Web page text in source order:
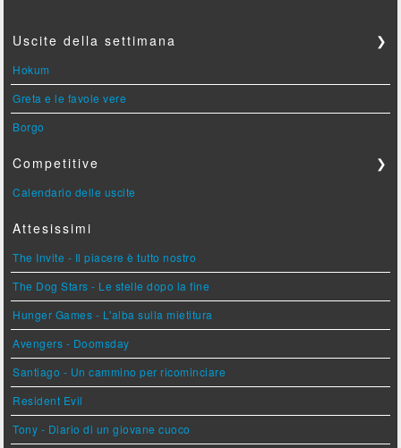
Uscite della settimana ❯
Hokum
Greta e le favole vere
Borgo
Competitive ❯
Calendario delle uscite
Attesissimi
The Invite - Il piacere è tutto nostro
The Dog Stars - Le stelle dopo la fine
Hunger Games - L'alba sulla mietitura
Avengers - Doomsday
Santiago - Un cammino per ricominciare
Resident Evil
Tony - Diario di un giovane cuoco